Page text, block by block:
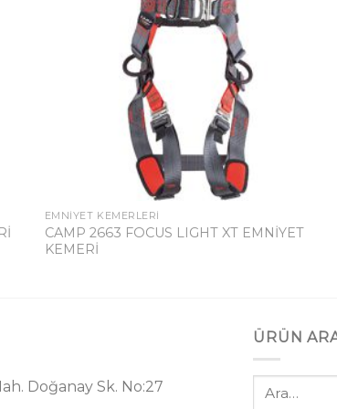
EMNIYET KEMERLERI
CAMP 2663 FOCUS LIGHT XT EMNİYET
KEMERİ
Doğanay Sk. No:27
ÜRÜN
Ara: